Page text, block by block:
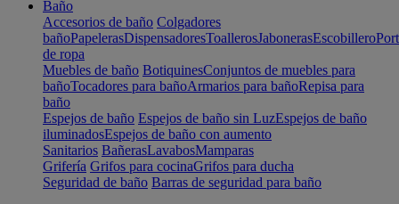
Baño
Accesorios de baño Colgadores
bañoPapelerasDispensadoresToallerosJabonerasEscobillero
de ropa
Muebles de baño BotiquinesConjuntos de muebles para
bañoTocadores para bañoArmarios para bañoRepisa para
baño
Espejos de baño Espejos de baño sin LuzEspejos de baño
iluminadosEspejos de baño con aumento
Sanitarios BañerasLavabosMamparas
Grifería Grifos para cocinaGrifos para ducha
Seguridad de baño Barras de seguridad para baño